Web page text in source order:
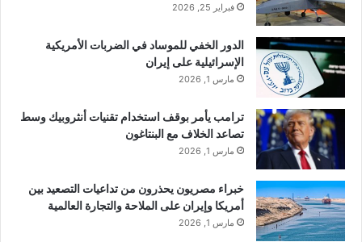
فبراير 25, 2026
الدور الخفي للموساد في الضربات الأمريكية
الإسرائيلية على إيران
مارس 1, 2026
ترامب يأمر بوقف استخدام تقنيات أنثروبيك وسط
تصاعد الخلاف مع البنتاغون
مارس 1, 2026
خبراء مصريون يحذرون من تداعيات التصعيد بين
أمريكا وإيران على الملاحة والتجارة العالمية
مارس 1, 2026